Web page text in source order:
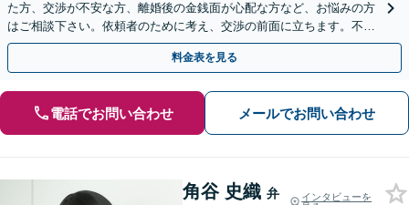
た方、交渉が不安な方、離婚後の金銭面が心配な方など、お悩みの方
はご相談下さい。依頼者のために考え、交渉の前面に立ちます。不貞
行為の慰謝料（請求する側・される側）も承ります。
料金表を見る
電話でお問い合わせ メールでお問い合わせ
角谷 史織 弁
インタビューを